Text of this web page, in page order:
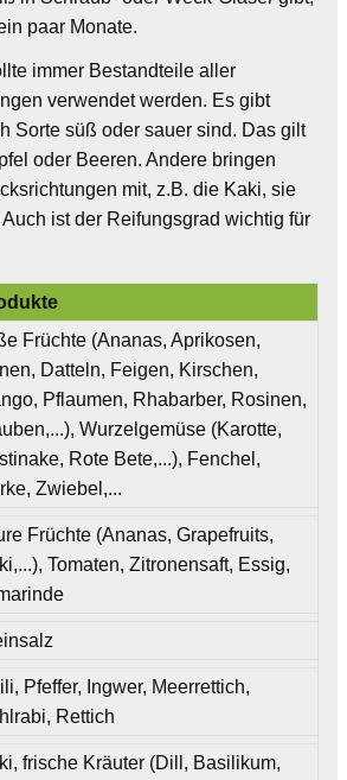
paar Monate.
immer Bestandteile aller
verwendet werden. Es gibt
Sorte süß oder sauer sind. Das gilt
oder Beeren. Andere bringen
mit, z.B. die Kaki, sie
ist der Reifungsgrad wichtig für
Früchte (Ananas, Aprikosen,
Datteln, Feigen, Kirschen,
Pflaumen, Rhabarber, Rosinen,
Wurzelgemüse (Karotte,
Rote Bete,...), Fenchel,
Zwiebel,...
Früchte (Ananas, Grapefruits,
Tomaten, Zitronensaft, Essig,
Pfeffer, Ingwer, Meerrettich,
Rettich
frische Kräuter (Dill, Basilikum,